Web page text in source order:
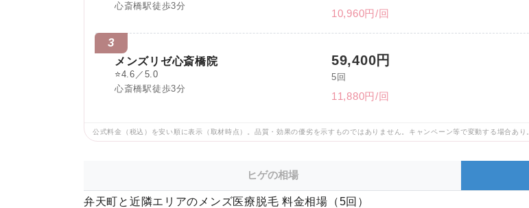
心斎橋駅徒歩3分
10,960円/回
3
メンズリゼ心斎橋院
⭐4.6／5.0
心斎橋駅徒歩3分
59,400円
5回
11,880円/回
公式料金（税込）を安い順に表示（取材時点）。品質・効果の優劣を示すものではありません。キャンペーン等で変動する場合あり
ヒゲの相場
弁天町と近隣エリアのメンズ医療脱毛 料金相場（5回）